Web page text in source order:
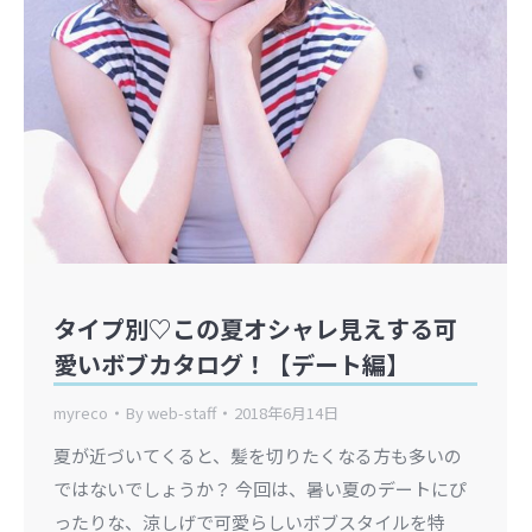
タイプ別♡この夏オシャレ見えする可
愛いボブカタログ！【デート編】
myreco Byweb-staff 2018年6月14日
夏が近づいてくると、髪を切りたくなる方も多いの
ではないでしょうか？ 今回は、暑い夏のデートにぴ
ったりな、涼しげで可愛らしいボブスタイルを特